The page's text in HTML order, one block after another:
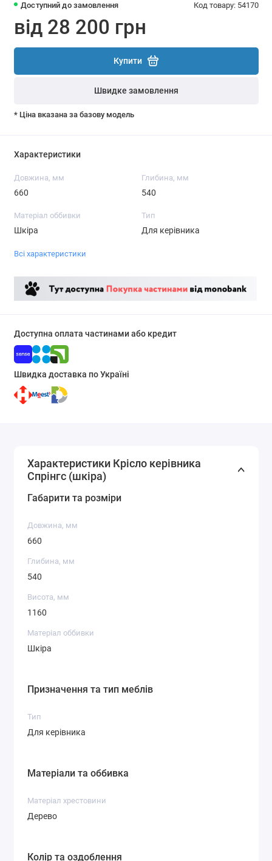
Доступний до замовлення Код товару: 54170
від 28 200 грн
Купити
Швидке замовлення
* Ціна вказана за базову модель
Характеристики
Довжина, мм
660
Глибина, мм
540
Матеріал оббивки
Шкіра
Тип
Для керівника
Всі характеристики
Доступна оплата частинами або кредит
Швидка доставка по Україні
Характеристики Крісло керівника
Спрінгс (шкіра)
Габарити та розміри
Довжина, мм
660
Глибина, мм
540
Висота, мм
1160
Матеріал оббивки
Шкіра
Призначення та тип меблів
Тип
Для керівника
Матеріали та оббивка
Матеріал хрестовини
Дерево
Колір та оздоблення